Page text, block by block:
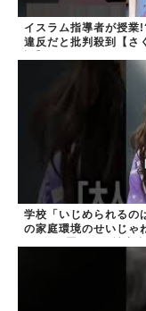
イスラム指導者が授業
違反だと批判殺到【さ
学校「いじめられるの
の家庭環境のせいじゃ